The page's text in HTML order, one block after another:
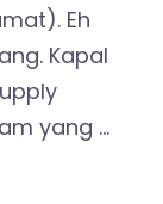
Eh
Kapal
yang …